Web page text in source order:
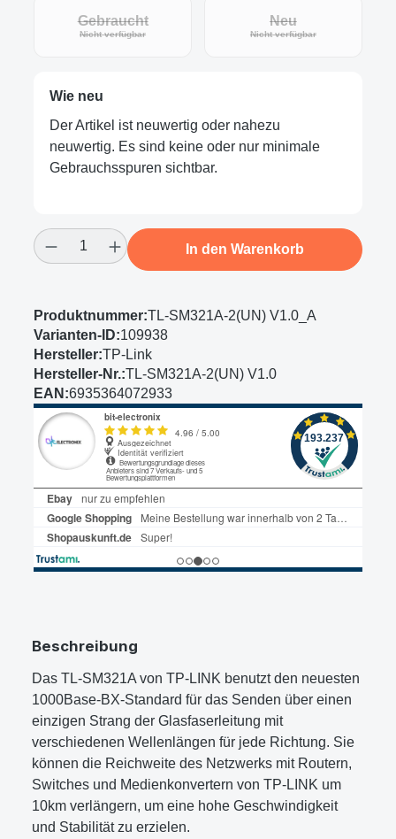
Gebraucht
Nicht verfügbar(Diese Option ist zurzeit nicht verfügbar.)
Neu
Nicht verfügbar(Diese Option ist
Wie neu
Der Artikel ist neuwertig oder nahezu
neuwertig. Es sind keine oder nur minimale
Gebrauchsspuren sichtbar.
Produkt Anzahl: Gib den gewünschten
In den Warenkorb
Produktnummer:TL-SM321A-2(UN) V1.0_A
Varianten-ID:109938
Hersteller:TP-Link
Hersteller-Nr.:TL-SM321A-2(UN) V1.0
EAN:6935364072933
Beschreibung
Das TL-SM321A von TP-LINK benutzt den neuesten
1000Base-BX-Standard für das Senden über einen
einzigen Strang der Glasfaserleitung mit
verschiedenen Wellenlängen für jede Richtung. Sie
können die Reichweite des Netzwerks mit Routern,
Switches und Medienkonvertern von TP-LINK um
10km verlängern, um eine hohe Geschwindigkeit
und Stabilität zu erzielen.